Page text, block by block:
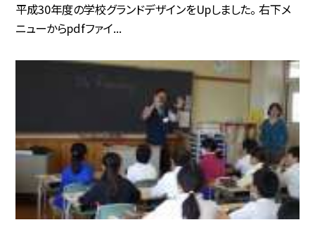
平成30年度の学校グランドデザインをUpしました。 右下メ
ニューからpdfファイ...